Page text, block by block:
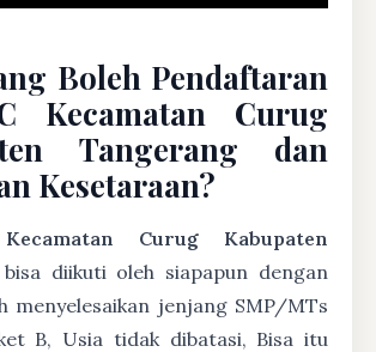
Boleh Pendaftaran
Kecamatan Curug
Tangerang dan
Kesetaraan?
Curug Kabupaten
bisa diikuti oleh siapapun dengan
menyelesaikan jenjang SMP/MTs
B, Usia tidak dibatasi, Bisa itu